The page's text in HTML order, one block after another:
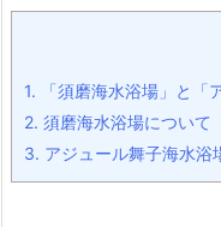
1. 「須磨海水浴場」と「
2. 須磨海水浴場について
3. アジュール舞子海水浴